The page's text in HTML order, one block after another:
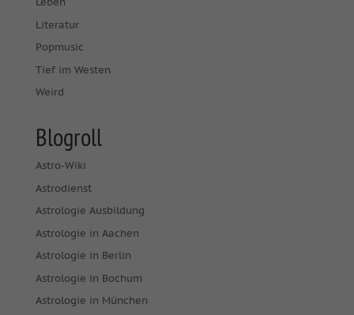
Literatur
Popmusic
Tief im Westen
Weird
Blogroll
Astro-Wiki
Astrodienst
Astrologie Ausbildung
Astrologie in Aachen
Astrologie in Berlin
Astrologie in Bochum
Astrologie in München